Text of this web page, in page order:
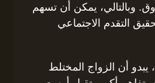
وبالتالي، يمكن أن تسهم
التقدم الاجتماعي
يبدو أن الزواج المختلط